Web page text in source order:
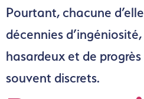
Pourtant, chacune
décennies d’ingéniosité,
hasardeux et de
souvent discrets.